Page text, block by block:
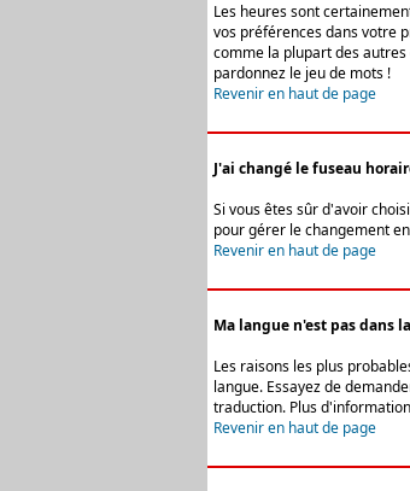
Les heures sont
vos préférences dans votre
comme la plupart des
pardonnez le jeu de mots !
Revenir en haut de page
J'ai changé le fuseau
Si vous êtes sûr d'avoir
pour gérer le changement
Revenir en haut de page
Ma langue n'est pas dans
Les raisons les plus
langue. Essayez de
traduction. Plus
Revenir en haut de page